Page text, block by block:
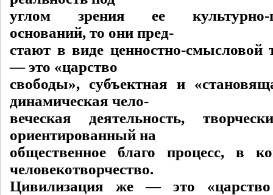
углом зрения ее культурно-
оснований, то они пред-
стают в виде ценностно-смысловой
— это «царство
свободы», субъектная и
динамическая чело-
веческая деятельность,
ориентированный на
общественное благо процесс, в
человекотворчество.
Цивилизация же — это «царство